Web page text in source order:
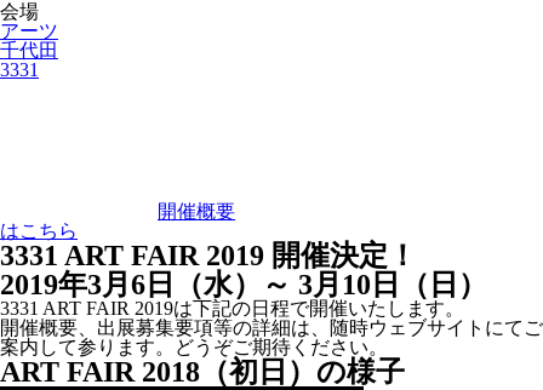
会場
アーツ
千代田
3331
開催概要
はこちら
3331 ART FAIR 2019 開催決定！
2019年3月6日（水）～ 3月10日（日）
3331 ART FAIR 2019は下記の日程で開催いたします。
開催概要、出展募集要項等の詳細は、随時ウェブサイトにてご
案内して参ります。どうぞご期待ください。
ART FAIR 2018（初日）の様子